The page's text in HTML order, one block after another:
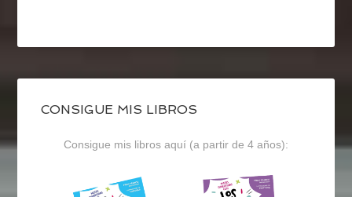
CONSIGUE MIS LIBROS
Consigue mis libros aquí (a partir de 4 años):